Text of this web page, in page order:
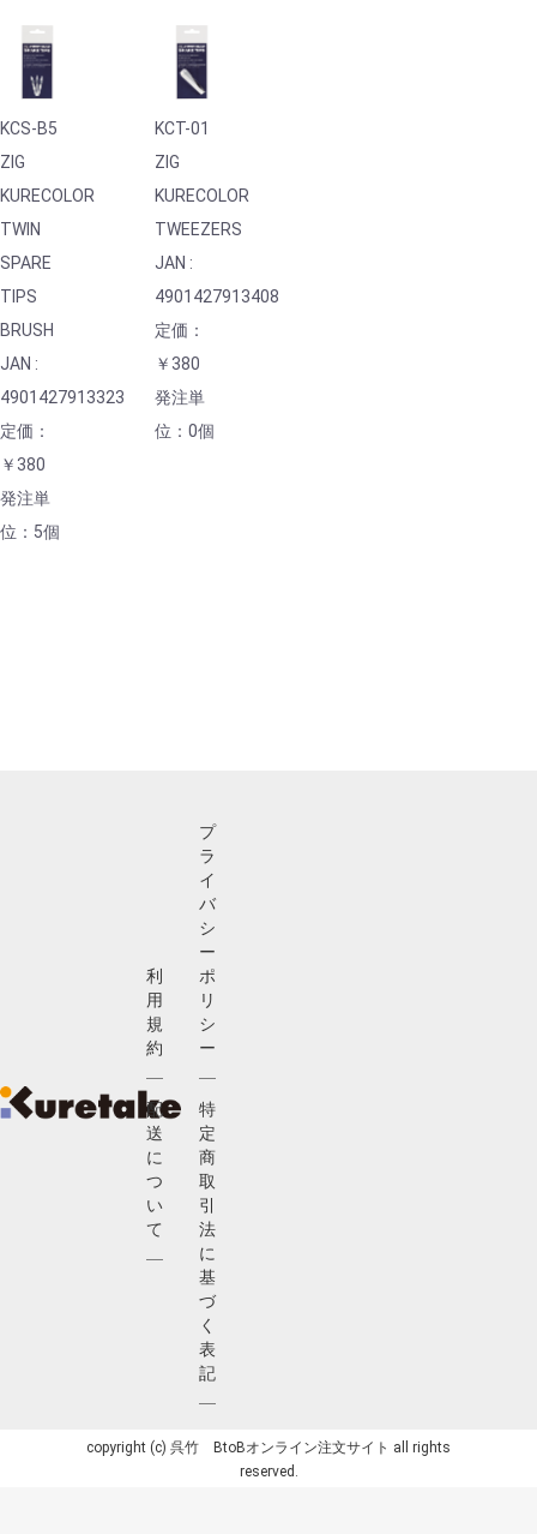
KCS-B5
ZIG
KURECOLOR
TWIN
SPARE
TIPS
BRUSH
JAN :
4901427913323
定価：
￥380
発注単
位：5個
KCT-01
ZIG
KURECOLOR
TWEEZERS
JAN :
4901427913408
定価：
￥380
発注単
位：0個
利
用
規
約
配
送
に
つ
い
て
プ
ラ
イ
バ
シ
ー
ポ
リ
シ
ー
特
定
商
取
引
法
に
基
づ
く
表
記
copyright (c) 呉竹 BtoBオンライン注文サイト all rights
reserved.